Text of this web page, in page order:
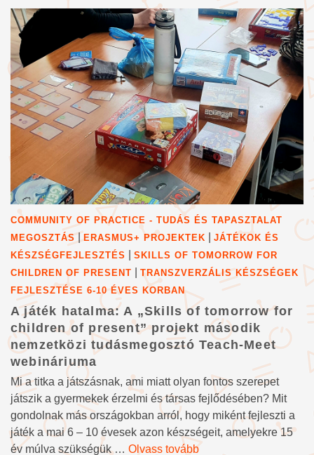
COMMUNITY OF PRACTICE - TUDÁS ÉS TAPASZTALAT
MEGOSZTÁS|ERASMUS+ PROJEKTEK
JÁTÉKOK ÉS
KÉSZSÉGFEJLESZTÉS
SKILLS OF TOMORROW FOR
CHILDREN OF PRESENT
TRANSZVERZÁLIS KÉSZSÉGEK
FEJLESZTÉSE 6-10 ÉVES KORBAN
A játék hatalma: A „Skills of tomorrow for
children of present” projekt második
nemzetközi tudásmegosztó Teach-Meet
webináriuma
Mi a titka a játszásnak, ami miatt olyan fontos szerepet
játszik a gyermekek érzelmi és társas fejlődésében? Mit
gondolnak más országokban arról, hogy miként fejleszti a
játék a mai 6 – 10 évesek azon készségeit, amelyekre 15
év múlva szükségük … Olvass tovább